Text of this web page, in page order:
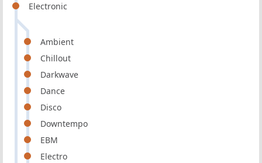
Electronic
Ambient
Chillout
Darkwave
Dance
Disco
Downtempo
EBM
Electro